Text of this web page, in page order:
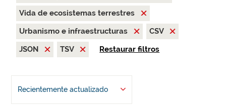
Vida de ecosistemas terrestres
Urbanismo e infraestructuras
CSV
JSON
TSV Restaurar filtros
Recientemente actualizado